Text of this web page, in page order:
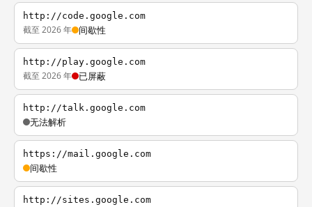
http://code.google.com
截至 2026 年 间歇性
http://play.google.com
截至 2026 年 已屏蔽
http://talk.google.com
无法解析
https://mail.google.com
间歇性
http://sites.google.com